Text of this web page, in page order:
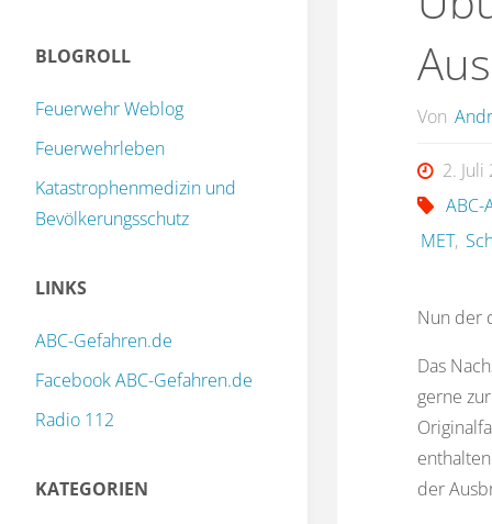
Von
2. Juli
ABC-
MET,
Nun der
Das
gerne
der
BLOGROLL
Feuerwehr Weblog
Feuerwehrleben
Katastrophenmedizin und
Bevölkerungsschutz
LINKS
ABC-Gefahren.de
Facebook ABC-Gefahren.de
Radio 112
KATEGORIEN